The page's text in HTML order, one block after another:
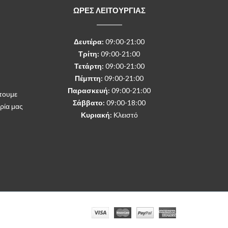
μας
ΩΡΕΣ ΛΕΙΤΟΥΡΓΙΑΣ
Δευτέρα: 09:00-21:00
Τρίτη: 09:00-21:00
Τετάρτη: 09:00-21:00
Πέμπτη: 09:00-21:00
Παρασκευή: 09:00-21:00
Σάββατο: 09:00-18:00
Κυριακή: Κλειστό